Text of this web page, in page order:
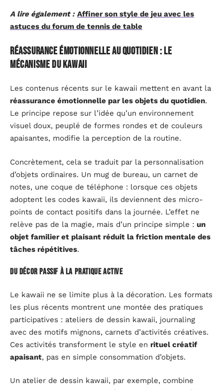
A lire également : Affiner son style de jeu avec les
astuces du forum de tennis de table
Réassurance émotionnelle au quotidien : le
mécanisme du kawaii
Les contenus récents sur le kawaii mettent en avant la
réassurance émotionnelle par les objets du quotidien.
Le principe repose sur l’idée qu’un environnement
visuel doux, peuplé de formes rondes et de couleurs
apaisantes, modifie la perception de la routine.
Concrètement, cela se traduit par la personnalisation
d’objets ordinaires. Un mug de bureau, un carnet de
notes, une coque de téléphone : lorsque ces objets
adoptent les codes kawaii, ils deviennent des micro-
points de contact positifs dans la journée. L’effet ne
relève pas de la magie, mais d’un principe simple : un
objet familier et plaisant réduit la friction mentale des
tâches répétitives.
Du décor passif à la pratique active
Le kawaii ne se limite plus à la décoration. Les formats
les plus récents montrent une montée des pratiques
participatives : ateliers de dessin kawaii, journaling
avec des motifs mignons, carnets d’activités créatives.
Ces activités transforment le style en rituel créatif
apaisant, pas en simple consommation d’objets.
Un atelier de dessin kawaii, par exemple, combine